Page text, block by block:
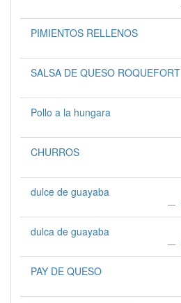
PIMIENTOS RELLENOS
SALSA DE QUESO ROQUEFORT
Pollo a la hungara
CHURROS
dulce de guayaba
dulca de guayaba
PAY DE QUESO